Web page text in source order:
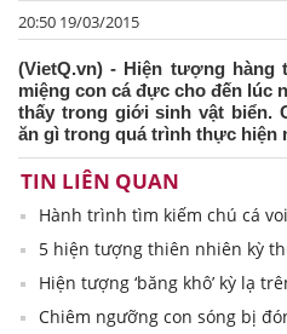
20:50 19/03/2015
(VietQ.vn) - Hiện tượng
miệng con cá đực cho đến lúc
thấy trong giới sinh vật biển.
ăn gì trong quá trình thực hiện
TIN LIÊN QUAN
Hành trình tìm kiếm chú cá
5 hiện tượng thiên nhiên kỳ
Hiện tượng ‘băng khô’ kỳ lạ
Chiêm ngưỡng con sóng bị